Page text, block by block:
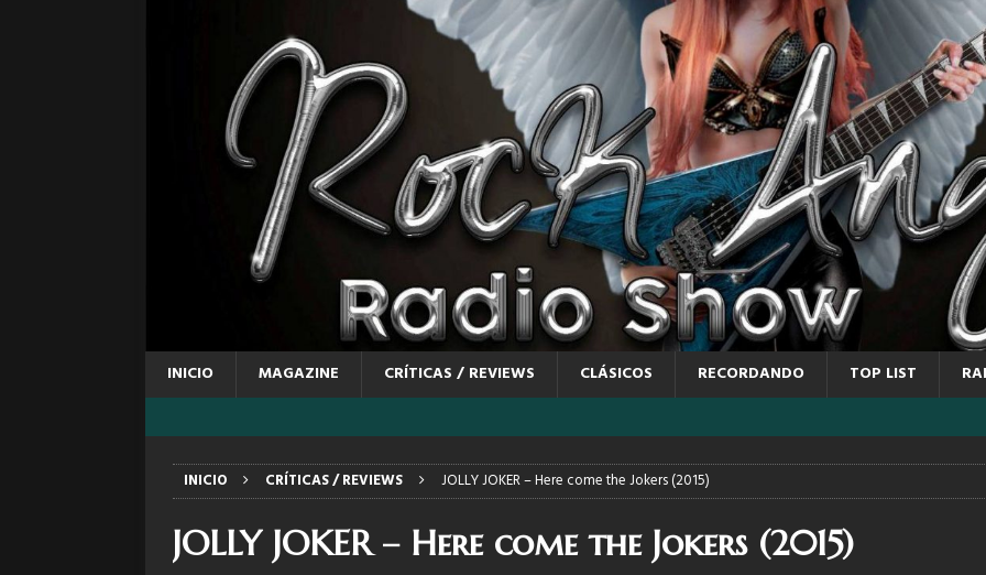
INICIO MAGAZINE CRÍTICAS / REVIEWS CLÁSICOS RECORDANDO TOP LIST
INICIO CRÍTICAS / REVIEWS JOLLY JOKER – Here come the Jokers (2015)
JOLLY JOKER – Here come the Jokers (2015)